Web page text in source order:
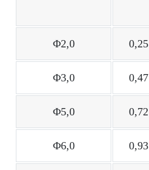
Φ2,0 0,25
Φ3,0 0,47
Φ5,0 0,72
Φ6,0 0,93